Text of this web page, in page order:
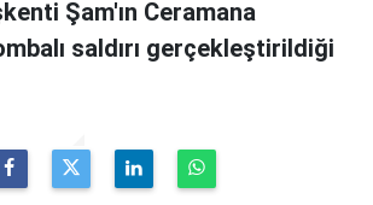
Şam'ın Ceramana
saldırı gerçekleştirildiği